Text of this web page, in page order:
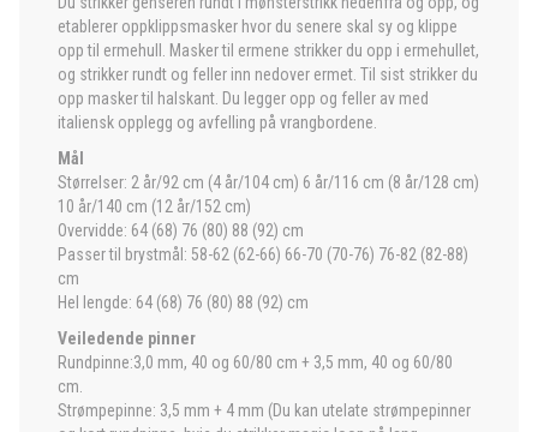
etablerer oppklippsmasker hvor du senere skal sy og klippe
opp til ermehull. Masker til ermene strikker du opp i ermehullet,
og strikker rundt og feller inn nedover ermet. Til sist strikker du
opp masker til halskant. Du legger opp og feller av med
italiensk opplegg og avfelling på vrangbordene.
Mål
Størrelser: 2 år/92 cm (4 år/104 cm) 6 år/116 cm (8 år/128 cm)
10 år/140 cm (12 år/152 cm)
Overvidde: 64 (68) 76 (80) 88 (92) cm
Passer til brystmål: 58-62 (62-66) 66-70 (70-76) 76-82 (82-88)
cm
Hel lengde: 64 (68) 76 (80) 88 (92) cm
Veiledende pinner
Rundpinne:3,0 mm, 40 og 60/80 cm + 3,5 mm, 40 og 60/80
cm.
Strømpepinne: 3,5 mm + 4 mm (Du kan utelate strømpepinner